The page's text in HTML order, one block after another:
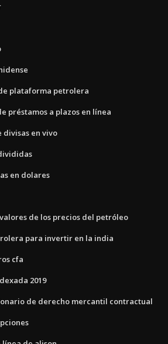
plataforma petrolera
préstamos a plazos en línea
divisas en vivo
en dolares
de los precios del petróleo
para invertir en la india
cfa
2019
de derecho mercantil contractual